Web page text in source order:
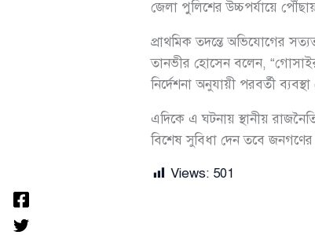
জেলা পুলিশের উচ্চপর্যায়ে
প্রাথমিক তদন্তে অভিযোগের
তানভীর হোসেন বলেন,
নির্দেশনা অনুযায়ী পরবর্তী
এদিকে এ ঘটনায় স্থানীয়
বিশেষ সুবিধা দেন তবে জনগণের
Views: 501